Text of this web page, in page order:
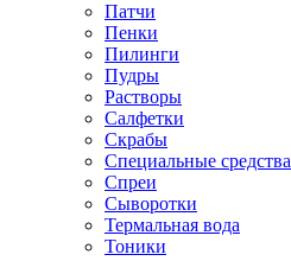
Патчи
Пенки
Пилинги
Пудры
Растворы
Салфетки
Скрабы
Специальные средства
Спреи
Сыворотки
Термальная вода
Тоники